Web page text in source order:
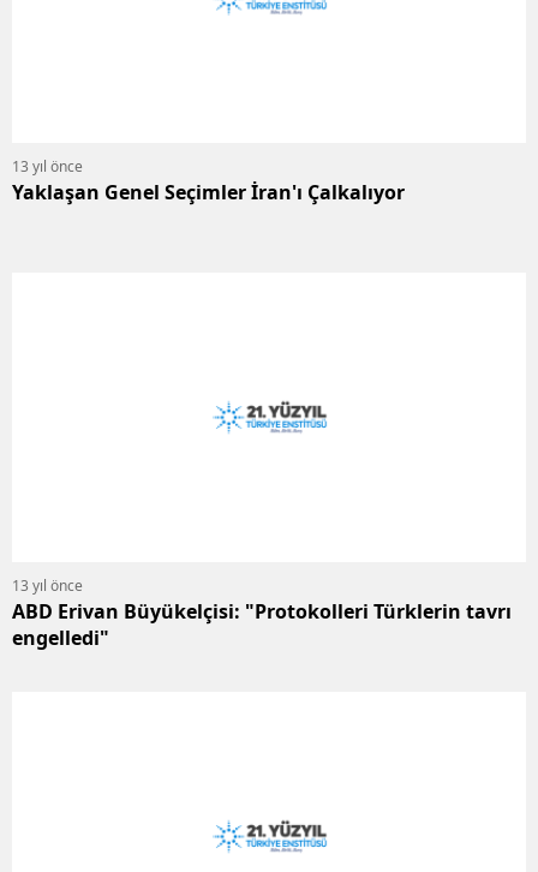
13 yıl önce
Yaklaşan Genel Seçimler İran'ı Çalkalıyor
13 yıl önce
ABD Erivan Büyükelçisi: "Protokolleri Türklerin tavrı
engelledi"